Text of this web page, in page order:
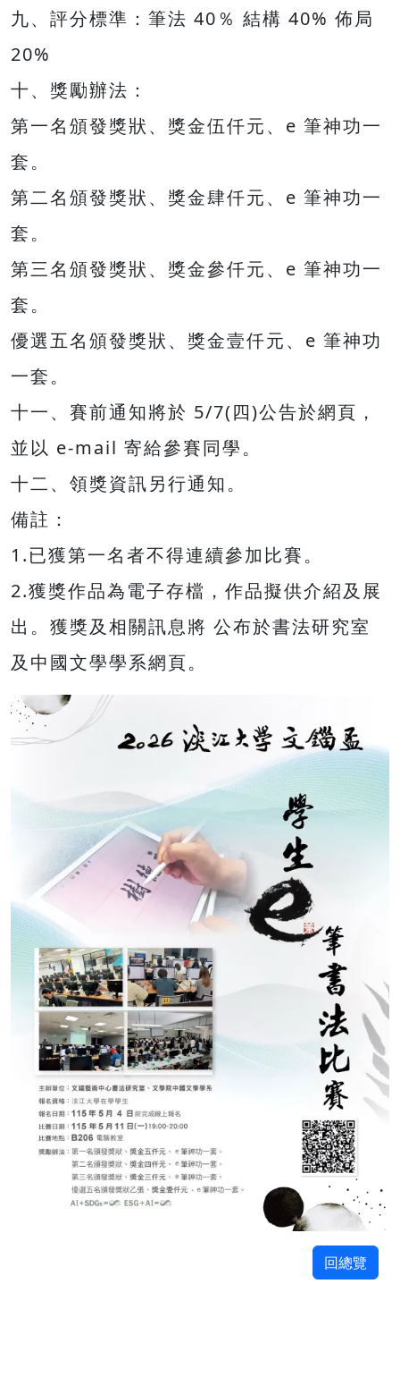
九、評分標準：筆法 40％ 結構 40% 佈局
20%
十、獎勵辦法：
第一名頒發獎狀、獎金伍仟元、e 筆神功一
套。
第二名頒發獎狀、獎金肆仟元、e 筆神功一
套。
第三名頒發獎狀、獎金參仟元、e 筆神功一
套。
優選五名頒發獎狀、獎金壹仟元、e 筆神功
一套。
十一、賽前通知將於 5/7(四)公告於網頁，
並以 e-mail 寄給參賽同學。
十二、領獎資訊另行通知。
備註：
1.已獲第一名者不得連續參加比賽。
2.獲獎作品為電子存檔，作品擬供介紹及展
出。獲獎及相關訊息將 公布於書法研究室
及中國文學學系網頁。
回總覽